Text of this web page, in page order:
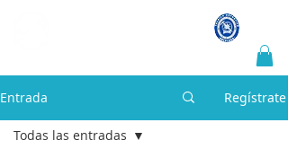
Entrada Regístrate
Todas las entradas